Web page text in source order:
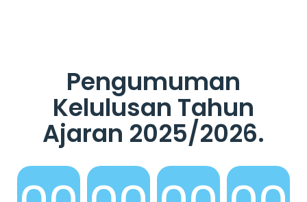
Pengumuman
Kelulusan Tahun
Ajaran 2025/2026.